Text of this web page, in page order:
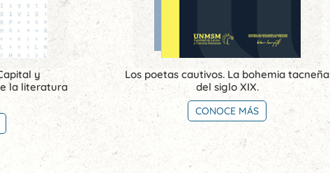
y
la literatura
Los poetas cautivos. La bohemia tacneña
del siglo XIX.
CONOCE MÁS